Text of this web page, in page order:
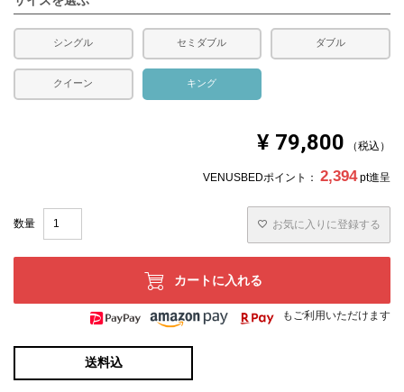
シングル セミダブル ダブル
クイーン キング
¥ 79,800 税込
VENUSBEDポイント： 2,394 pt進呈
お気に入りに登録する
カートに入れる
もご利用いただけます
送料込